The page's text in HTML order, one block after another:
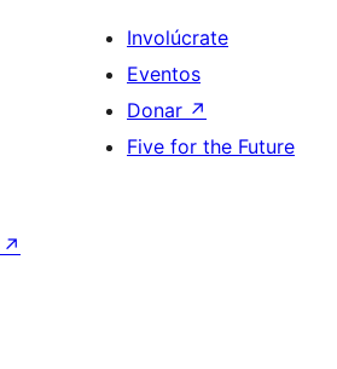
Involúcrate
Eventos
Donar ↗
Five for the Future
↗